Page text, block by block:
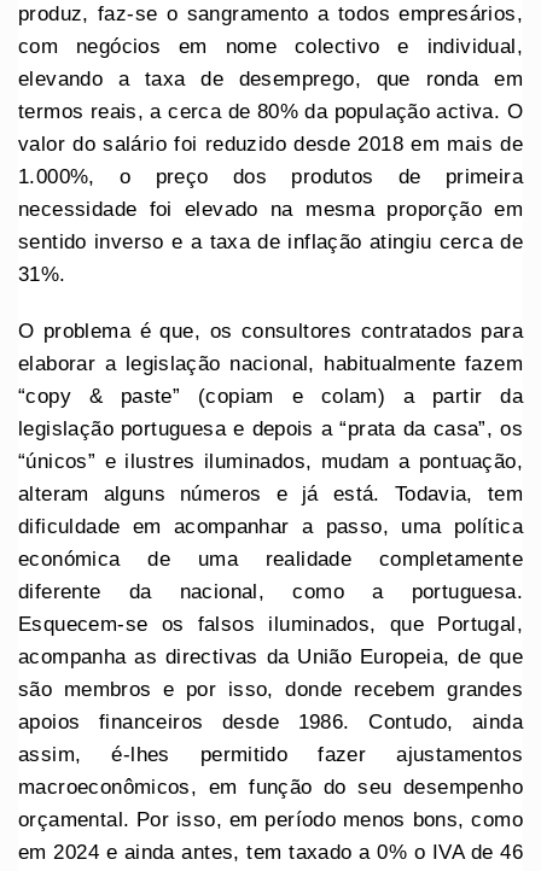
produz, faz-se o sangramento a todos empresários,
com negócios em nome colectivo e individual,
elevando a taxa de desemprego, que ronda em
termos reais, a cerca de 80% da população activa. O
valor do salário foi reduzido desde 2018 em mais de
1.000%, o preço dos produtos de primeira
necessidade foi elevado na mesma proporção em
sentido inverso e a taxa de inflação atingiu cerca de
31%.
O problema é que, os consultores contratados para
elaborar a legislação nacional, habitualmente fazem
“copy & paste” (copiam e colam) a partir da
legislação portuguesa e depois a “prata da casa”, os
“únicos” e ilustres iluminados, mudam a pontuação,
alteram alguns números e já está. Todavia, tem
dificuldade em acompanhar a passo, uma política
económica de uma realidade completamente
diferente da nacional, como a portuguesa.
Esquecem-se os falsos iluminados, que Portugal,
acompanha as directivas da União Europeia, de que
são membros e por isso, donde recebem grandes
apoios financeiros desde 1986. Contudo, ainda
assim, é-lhes permitido fazer ajustamentos
macroeconômicos, em função do seu desempenho
orçamental. Por isso, em período menos bons, como
em 2024 e ainda antes, tem taxado a 0% o IVA de 46